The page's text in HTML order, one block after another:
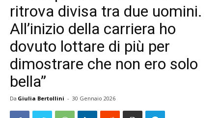
ritrova divisa tra due uomini.
All’inizio della carriera ho
dovuto lottare di più per
dimostrare che non ero solo
bella”
Da Giulia Bertollini - 30 Gennaio 2026